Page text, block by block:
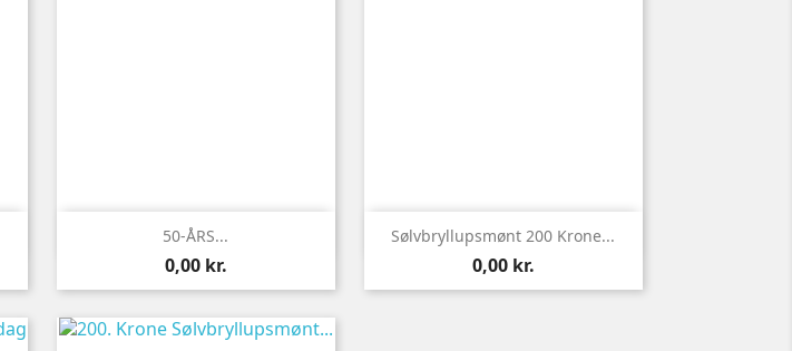
50-ÅRS...
Pris
0,00 kr.
 Vis her Sølvbryllupsmønt 200 Krone...
Pris
0,00 kr.
 Vis her